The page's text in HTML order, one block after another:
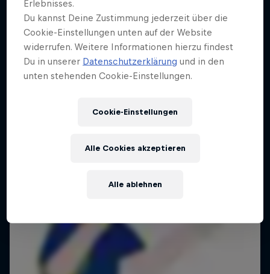
Erlebnisses.
Du kannst Deine Zustimmung jederzeit über die
Cookie-Einstellungen unten auf der Website
widerrufen. Weitere Informationen hierzu findest
Du in unserer Datenschutzerklärung und in den
unten stehenden Cookie-Einstellungen.
Cookie-Einstellungen
Alle ablehnen
Alle Cookies akzeptieren